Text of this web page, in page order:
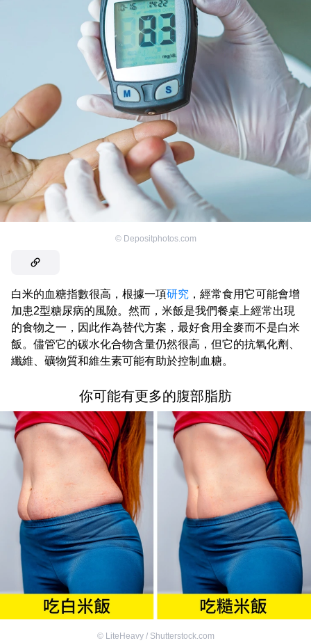
© Depositphotos.com
白米的血糖指數很高，根據一項研究 ，經常食用它可能會增
加患2型糖尿病的風險。然而，米飯是我們餐桌上經常出現
的食物之一，因此作為替代方案，最好食用全麥而不是白米
飯。儘管它的碳水化合物含量仍然很高，但它的抗氧化劑、
纖維、礦物質和維生素可能有助於控制血糖。
你可能有更多的腹部脂肪
© LiteHeavy / Shutterstock.com